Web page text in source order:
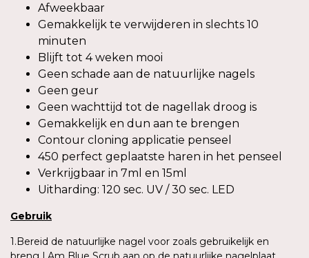
Afweekbaar
Gemakkelijk te verwijderen in slechts 10
minuten
Blijft tot 4 weken mooi
Geen schade aan de natuurlijke nagels
Geen geur
Geen wachttijd tot de nagellak droog is
Gemakkelijk en dun aan te brengen
Contour cloning applicatie penseel
450 perfect geplaatste haren in het penseel
Verkrijgbaar in 7ml en 15ml
Uitharding: 120 sec. UV / 30 sec. LED
Gebruik
1.Bereid de natuurlijke nagel voor zoals gebruikelijk en